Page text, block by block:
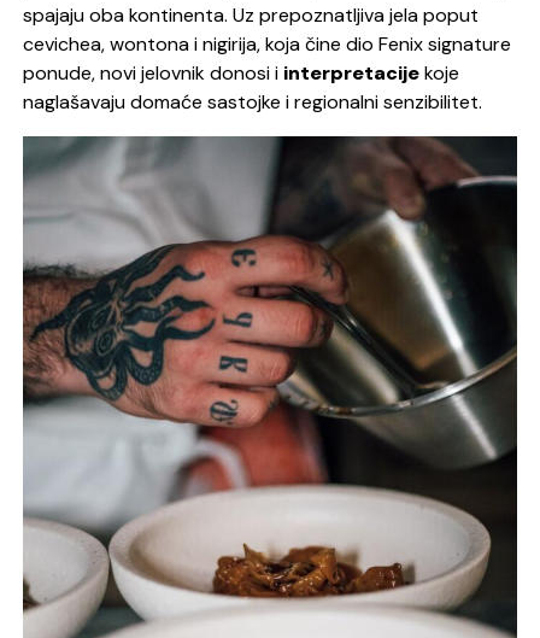
spajaju oba kontinenta. Uz prepoznatljiva jela poput
cevichea, wontona i nigirija, koja čine dio Fenix signature
ponude, novi jelovnik donosi i interpretacijekoje
naglašavaju domaće sastojke i regionalni senzibilitet.